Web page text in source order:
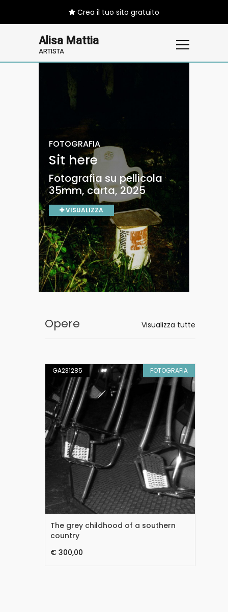
Crea il tuo sito gratuito
Alisa Mattia
ARTISTA
FOTOGRAFIA
Sit here
Fotografia su pellicola
35mm, carta, 2025
VISUALIZZA
FOTOGRAFIA
The grey childhood
of a southern
country
Fotografia su pellicola
35mm, carta, 2025
VISUALIZZA
FOTOGRAFIA
(life)boat
Fotografia su pellicola
35mm, carta, 2025
VISUALIZZA
Visualizza tutte
Opere
GA231285 FOTOGRAFIA
The grey childhood of a southern
country
€ 300,00